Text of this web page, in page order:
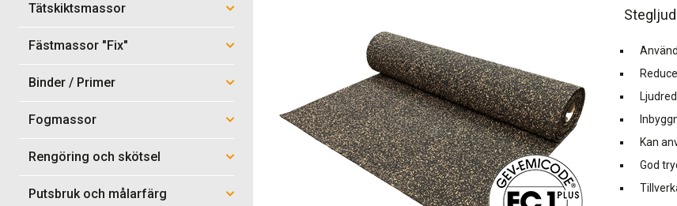
Tätskiktsmassor
Fästmassor "Fix"
Binder / Primer
Fogmassor
Rengöring och skötsel
Putsbruk och målarfärg
Kan
God